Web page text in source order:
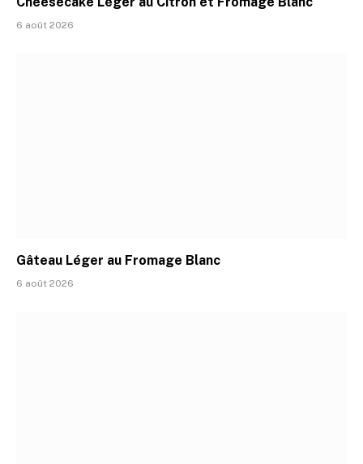
6 août 2026
Gâteau Léger au Fromage Blanc
6 août 2026